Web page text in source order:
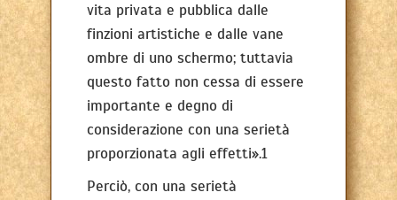
vita privata e pubblica dalle
finzioni artistiche e dalle vane
ombre di uno schermo; tuttavia
questo fatto non cessa di essere
importante e degno di
considerazione con una serietà
proporzionata agli effetti».1
Perciò, con una serietà